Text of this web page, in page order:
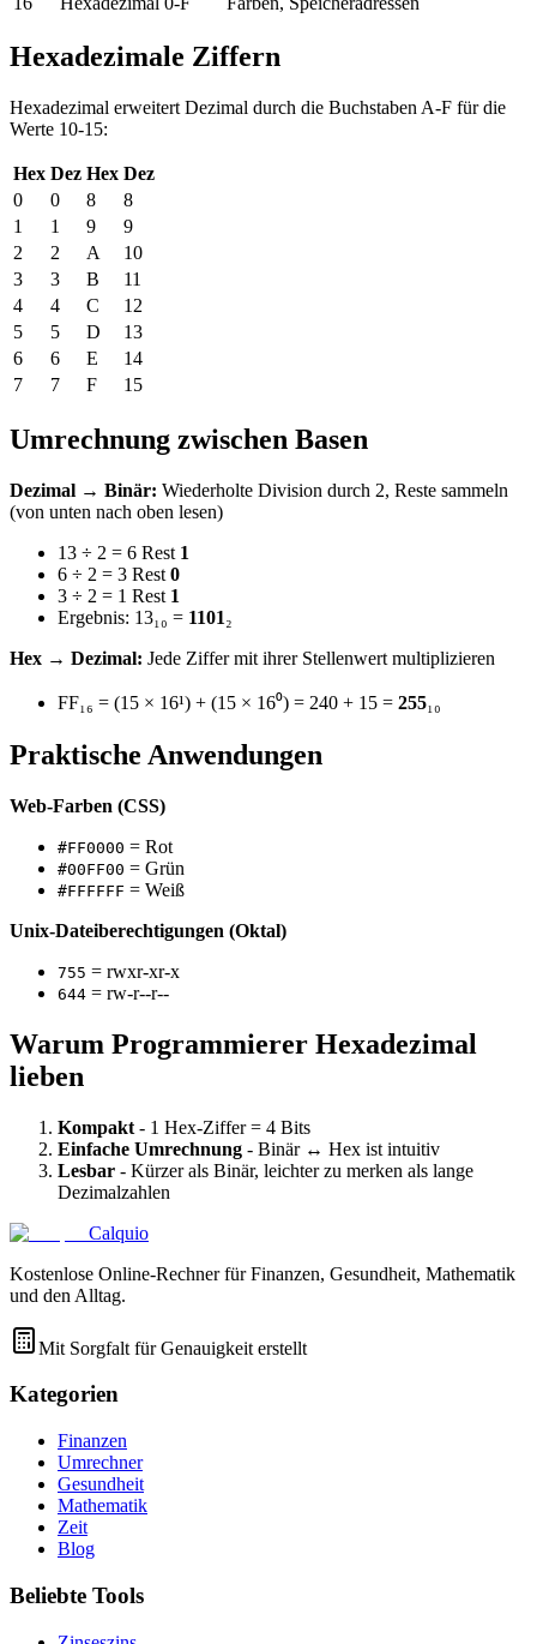
Hexadezimale Ziffern
Hexadezimal erweitert Dezimal durch die Buchstaben A-F für die
Werte 10-15:
Hex Dez Hex Dez
0
0 8
8
1
1 9
9
2
2 A
10
3
3 B
11
4
4 C
12
5
5 D
13
6
6 E
14
7
7 F 15
Umrechnung zwischen Basen
Dezimal → Binär: Wiederholte Division durch 2, Reste sammeln
(von unten nach oben lesen)
13 ÷ 2 = 6 Rest 1
6 ÷ 2 = 3 Rest 0
3 ÷ 2 = 1 Rest 1
Ergebnis: 13₁₀ = 1101₂
Hex → Dezimal: Jede Ziffer mit ihrer Stellenwert multiplizieren
FF₁₆ = (15 × 16¹) + (15 × 16⁰) = 240 + 15 = 255₁₀
Praktische Anwendungen
Web-Farben (CSS)
#FF0000 = Rot
#00FF00 = Grün
#FFFFFF = Weiß
Unix-Dateiberechtigungen (Oktal)
755 = rwxr-xr-x
644 = rw-r--r--
Warum Programmierer Hexadezimal
lieben
Kompakt - 1 Hex-Ziffer = 4 Bits
Einfache Umrechnung - Binär ↔ Hex ist intuitiv
Lesbar - Kürzer als Binär, leichter zu merken als lange
Dezimalzahlen
Calquio
Kostenlose Online-Rechner für Finanzen, Gesundheit, Mathematik
und den Alltag.
Mit Sorgfalt für Genauigkeit erstellt
Kategorien
Finanzen
Umrechner
Gesundheit
Mathematik
Zeit
Blog
Beliebte Tools